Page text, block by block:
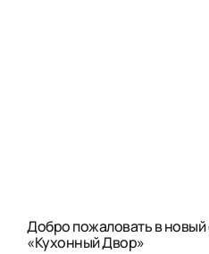
Добро пожаловать в
«Кухонный Двор»